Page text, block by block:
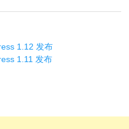
1.12 发布
1.11 发布